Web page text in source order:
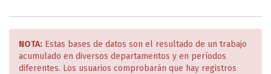
NOTA: Estas bases de datos son el resultado de un trabajo
acumulado en diversos departamentos y en períodos
diferentes. Los usuarios comprobarán que hay registros